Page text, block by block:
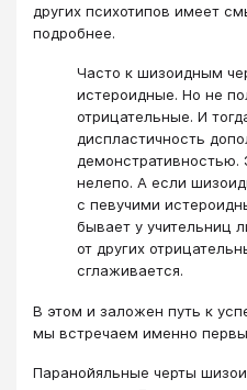
других психотипов имеет
подробнее.
Часто к шизоидным
истероидные. Но не
отрицательные. И
диспластичность
демонстративностью.
нелепо. А если
с певучими
бывает у учительниц
от других
сглаживается.
В этом и заложен путь к
мы встречаем именно
Паранойяльные черты